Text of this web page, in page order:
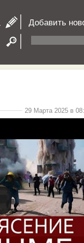
Добавить
29 Марта 2025 в